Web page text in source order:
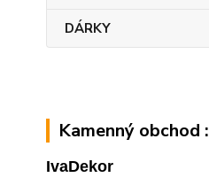
DÁRKY
Kamenný obchod :
IvaDekor